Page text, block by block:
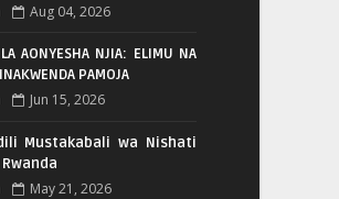
Aug 04, 2026
AONYESHA NJIA: ELIMU NA
PAMOJA
Jun 15, 2026
Mustakabali wa Nishati
May 21, 2026